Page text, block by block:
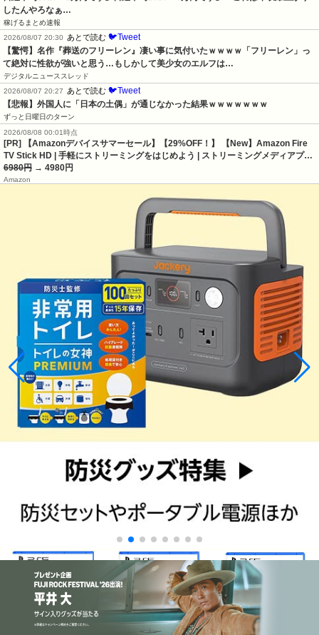
したんやろなぁ…
稼げるまとめ速報
2026/08/07 20:30
あとで読む 🐦Tweet
【驚愕】名作『葬送のフリーレン』凄い事に気付いたｗｗｗｗ「フリーレン」っ
て絶対に性欲が強いと思う…もしかして美少女のエルフは…
デジタルニューススレッド
2026/08/07 20:27
あとで読む 🐦Tweet
【悲報】外国人に「日本の土偶」が通じなかった結果ｗｗｗｗｗｗｗ
ずっと日曜日のターン
2026/08/08 00:01時点
[PR] 【Amazonデバイスサマーセール】【29%OFF！】 【New】Amazon Fire
TV Stick HD | 手軽にストリーミングをはじめよう | ストリーミングメディアプ…
6980円 → 4980円
Amazon